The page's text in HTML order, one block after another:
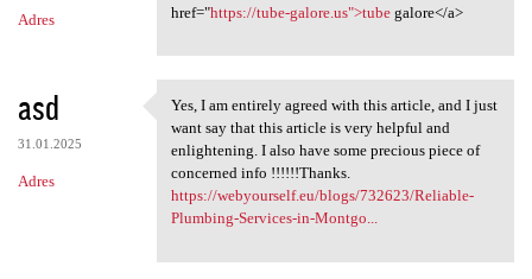
Adres
href="https://tube-galore.us">tubegalore</a>
asd
31.01.2025
Adres
Yes, I am entirely agreed
Yes, I am entirely agreed with this article, and I just
want say that this article is very helpful and
enlightening. I also have some precious piece of
concerned info !!!!!!Thanks.
https://webyourself.eu/blogs/732623/Reliable-
Plumbing-Services-in-Montgo...